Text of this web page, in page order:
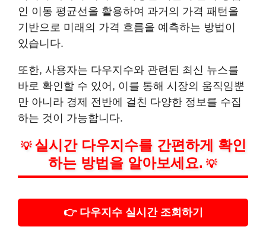
인 이동 평균선을 활용하여 과거의 가격 패턴을
기반으로 미래의 가격 흐름을 예측하는 방법이
있습니다.
또한, 사용자는 다우지수와 관련된 최신 뉴스를
바로 확인할 수 있어, 이를 통해 시장의 움직임뿐
만 아니라 경제 전반에 걸친 다양한 정보를 수집
하는 것이 가능합니다.
💡 실시간 다우지수를 간편하게 확인
하는 방법을 알아보세요. 💡
👉 다우지수 실시간 조회하기